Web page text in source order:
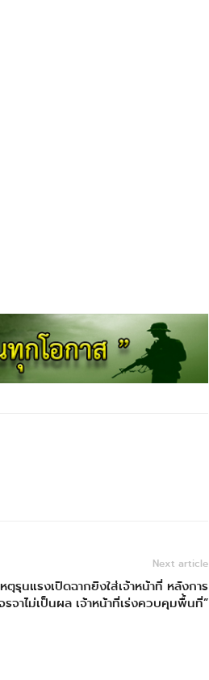
Next article
ตุรุนแรงเปิดฉากยิงใส่เจ้าหน้าที่ หลังการ
รจาไม่เป็นผล เจ้าหน้าที่เร่งควบคุมพื้นที่”